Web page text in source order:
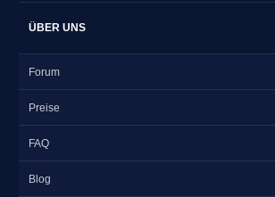
ÜBER UNS
Forum
Preise
FAQ
Blog